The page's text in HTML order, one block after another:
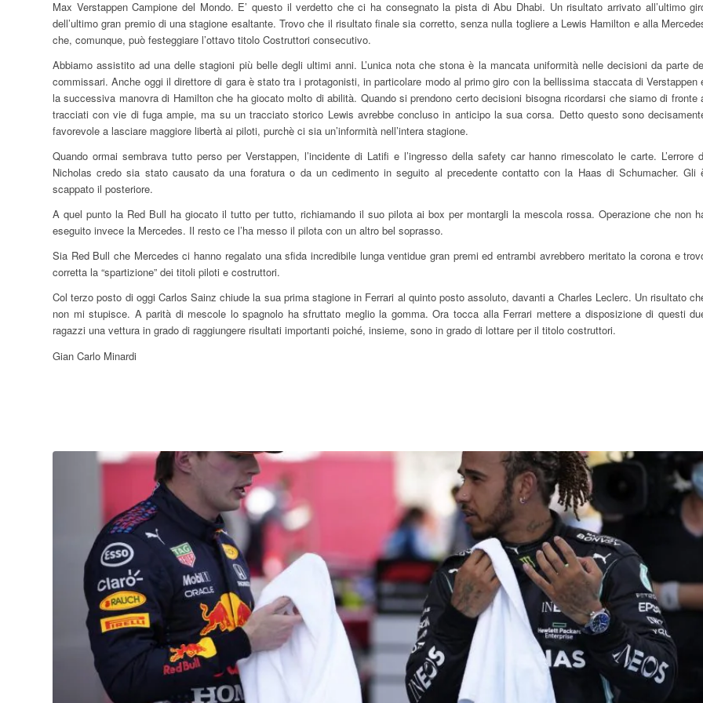
Max Verstappen Campione del Mondo. E’ questo il verdetto che ci ha consegnato la pista di Abu Dhabi. Un risultato arrivato all’ultimo
dell’ultimo gran premio di una stagione esaltante. Trovo che il risultato finale sia corretto, senza nulla togliere a Lewis Hamilton e alla
che, comunque, può festeggiare l’ottavo titolo Costruttori consecutivo.
Abbiamo assistito ad una delle stagioni più belle degli ultimi anni. L’unica nota che stona è la mancata uniformità nelle decisioni da parte
commissari. Anche oggi il direttore di gara è stato tra i protagonisti, in particolare modo al primo giro con la bellissima staccata di Verstappen
la successiva manovra di Hamilton che ha giocato molto di abilità. Quando si prendono certo decisioni bisogna ricordarsi che siamo di fronte
tracciati con vie di fuga ampie, ma su un tracciato storico Lewis avrebbe concluso in anticipo la sua corsa. Detto questo sono
favorevole a lasciare maggiore libertà ai piloti, purchè ci sia un’informità nell’intera stagione.
Quando ormai sembrava tutto perso per Verstappen, l’incidente di Latifi e l’ingresso della safety car hanno rimescolato le carte. L’errore
Nicholas credo sia stato causato da una foratura o da un cedimento in seguito al precedente contatto con la Haas di Schumacher. Gli
scappato il posteriore.
A quel punto la Red Bull ha giocato il tutto per tutto, richiamando il suo pilota ai box per montargli la mescola rossa. Operazione che non
eseguito invece la Mercedes. Il resto ce l’ha messo il pilota con un altro bel soprasso.
Sia Red Bull che Mercedes ci hanno regalato una sfida incredibile lunga ventidue gran premi ed entrambi avrebbero meritato la corona e
corretta la “spartizione” dei titoli piloti e costruttori.
Col terzo posto di oggi Carlos Sainz chiude la sua prima stagione in Ferrari al quinto posto assoluto, davanti a Charles Leclerc. Un risultato
non mi stupisce. A parità di mescole lo spagnolo ha sfruttato meglio la gomma. Ora tocca alla Ferrari mettere a disposizione di questi
ragazzi una vettura in grado di raggiungere risultati importanti poiché, insieme, sono in grado di lottare per il titolo costruttori.
Gian Carlo Minardi